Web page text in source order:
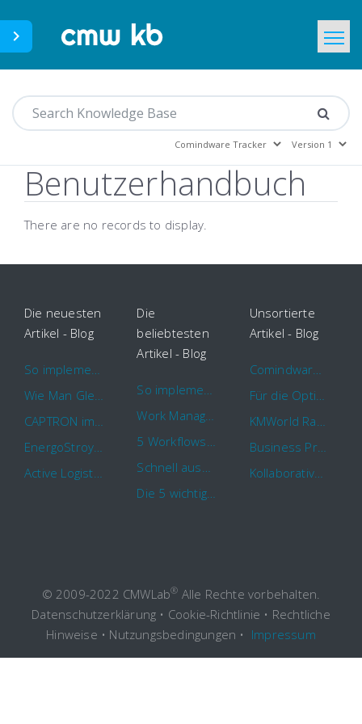
Benutzerhandbuch
There are no records to display.
Die neuesten
Artikel - Blog
So implementieren Sie BPMS erfolgreich in Ihrem Unternehmen
Wie Man Gleichzeitig Mehrere Projekte Leitet – 5 Dinge Die Sie Wissen Sollten
CAPTRON implementiert Comindware für die durchgehende „Order to Assemble“-Prozessautomatisierung
EnergoStroyHolding wählt Comindware für die Optimierung seiner Finanz- und Vertriebsabläufe
Active Logistics steigert die Effizienz seiner Geschäftsprozesse mit Comindware
Die
beliebtesten
Artikel - Blog
So implementieren Sie BPMS erfolgreich in Ihrem Unternehmen
Work Management Tools und Online Collaboration
5 Workflows für Genehmigungsprozesse, die Sie mit Comindware Tracker automatisieren können
Schnell auszufüllende Vorlage für Urlaubsanträge und Krankmeldungen
Die 5 wichtigsten Vorteile eines guten Geschäftsprozessmanagement (GPM)
Unsortierte
Artikel - Blog
Comindware Project erweitert Funktionalitäten für Projektteams
Für die Optimierung von Arbeitsabläufen sind Cloud Automation Tools die erste Wahl
KMWorld Ranking: Comindware unter den TOP 100
Business Process Management mit MS Outlook
Kollaboratives Work Management von überall mit der neuen Comindware Tracker iOS-App
© 2009-2022 CMWLab® Alle Rechte vorbehalten.
Datenschutzerklärung • Cookie-Richtlinie • Rechtliche
Hinweise • Nutzungsbedingungen • Impressum